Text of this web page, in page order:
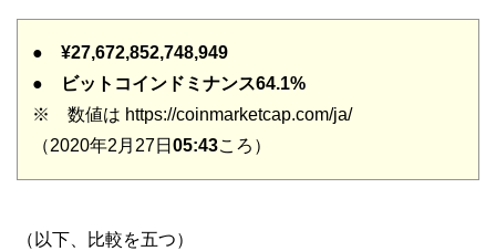
● ¥27,672,852,748,949
●
ビットコインドミナンス64.1%
※ 数値は https://coinmarketcap.com/ja/
（2020年2月27日 05:43ころ）
（以下、比較を五つ）